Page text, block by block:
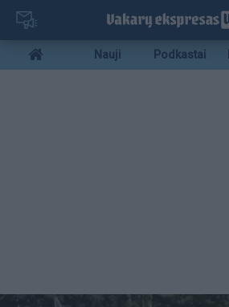
Pereiti
pagrindinį
turinį
Mobile
menu
Nauji Podkastai